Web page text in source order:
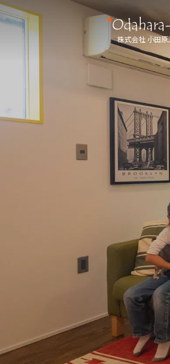
株式会社 小田